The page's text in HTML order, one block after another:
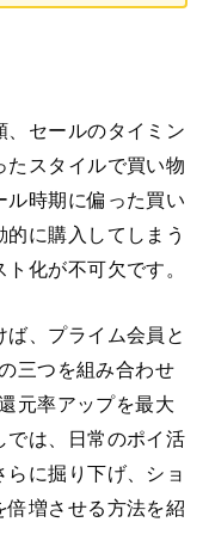
、セールのタイミン
たスタイルで買い物
ル時期に偏った買い
に購入してしまう
化が不可欠です。
、プライム会員と
三つを組み合わせ
元率アップを最大
では、日常のポイ活
に掘り下げ、ショ
倍増させる方法を紹